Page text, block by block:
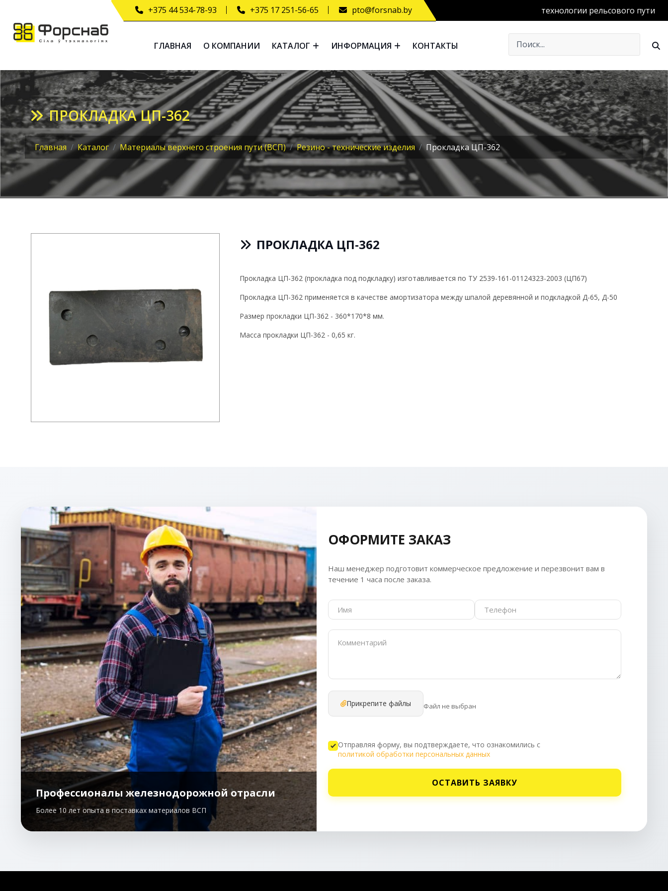
+375 44 534-78-93 +375 17 251-56-65 pto@forsnab.by
ГЛАВНАЯ О КОМПАНИИ КАТАЛОГ ИНФОРМАЦИЯ КОНТАКТЫ
технологии рельсового пути
ПРОКЛАДКА ЦП-362
Главная Каталог Материалы верхнего строения пути (ВСП) Резино - технические изделия Прокладка ЦП-362
ПРОКЛАДКА ЦП-362
Прокладка ЦП-362 (прокладка под подкладку) изготавливается по ТУ 2539-161-01124323-2003 (ЦП67)
Прокладка ЦП-362 применяется в качестве амортизатора между шпалой деревянной и подкладкой Д-65, Д-50
Размер прокладки ЦП-362 - 360*170*8 мм.
Масса прокладки ЦП-362 - 0,65 кг.
Профессионалы железнодорожной отрасли
Более 10 лет опыта в поставках материалов ВСП
ОФОРМИТЕ ЗАКАЗ
Наш менеджер подготовит коммерческое предложение и перезвонит вам в
течение 1 часа после заказа.
Прикрепите файлы Файл не выбран
Отправляя форму, вы подтверждаете, что ознакомились с
политикой обработки персональных данных
ОСТАВИТЬ ЗАЯВКУ